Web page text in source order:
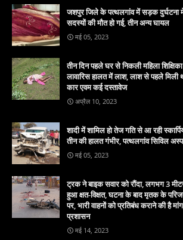
जशपुर जिले के पत्थलगांव में सड़क दुर्घटना में
सदस्यों की मौत हो गई, तीन अन्य घायल
मई 05, 2023
तीन दिन पहले घर से निकली महिला
लावारिस हालत में लाश, लाश से पहले मिली
कार एवम कई दस्तावेज
अप्रैल 10, 2023
शादी में शामिल हो तेज गति से आ रही
तीन की हालत गंभीर, पत्थलगांव सिविल
मई 05, 2023
ट्रक ने बाइक सवार को रौंदा, लगभग 3
हुआ क्षत-विक्षत, घटना के बाद मृतक के
पर, भारी वाहनों को प्रतिबंध कराने की है
प्रशासन
मई 14, 2023